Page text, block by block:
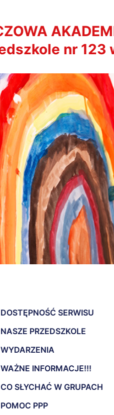
nr 123
DOSTĘPNOŚĆ SERWISU
NASZE PRZEDSZKOLE
WYDARZENIA
WAŻNE INFORMACJE!!!
CO SŁYCHAĆ W GRUPACH
POMOC PPP